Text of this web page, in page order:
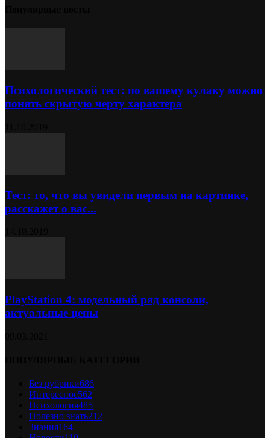
Психологический тест: по вашему кулаку можно
понять скрытую черту характера
Тест: то, что вы увидели первым на картинке,
расскажет о вас...
PlayStation 4: модельный ряд консоли,
актуальные цены
Без рубрики686
Интересное562
Психология485
Полезно знать212
Знания164